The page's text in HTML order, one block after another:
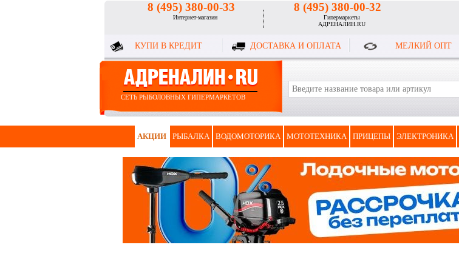
8 (495) 380-00-33
Интернет-магазин
8 (495) 380-00-32
Гипермаркеты
АДРЕНАЛИН.RU
КУПИ В КРЕДИТ ДОСТАВКА И ОПЛАТА МЕЛКИЙ ОПТ
СЕТЬ РЫБОЛОВНЫХ ГИПЕРМАРКЕТОВ
АКЦИИ РЫБАЛКА ВОДОМОТОРИКА МОТОТЕХНИКА ПРИЦЕПЫ ЭЛЕКТРОНИКА